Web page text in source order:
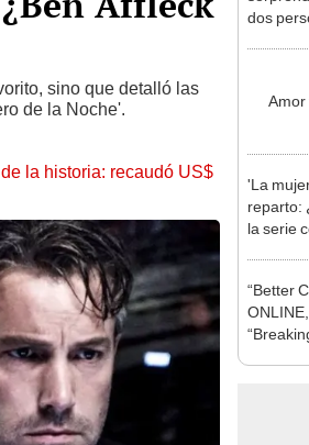
sino que detalló las
de la Noche'.
la historia: recaudó US$
dos
Amor
'La
reparto:
la serie
“Better